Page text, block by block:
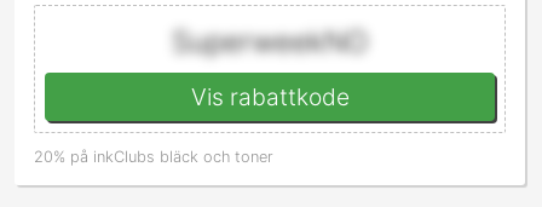
SuperweekNO
Vis rabattkode
20% på inkClubs bläck och toner